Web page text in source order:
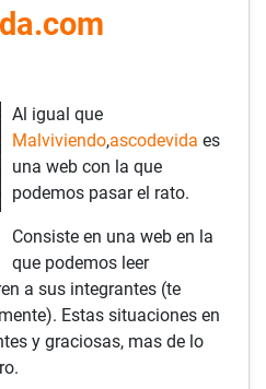
Al igual que
Malviviendo,ascodevida es
una web con la que
podemos pasar el rato.
Consiste en una web en la
que podemos leer
a sus integrantes (te
Estas situaciones en
y graciosas, mas de lo